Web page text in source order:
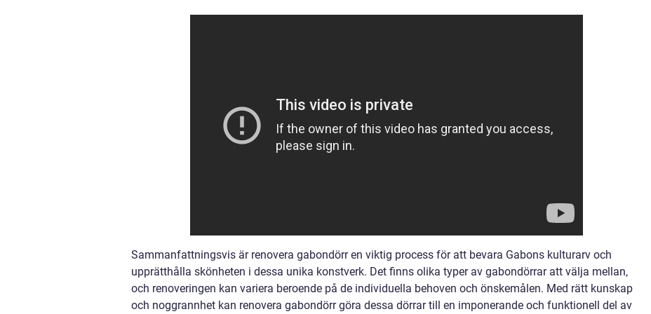
Sammanfattningsvis är renovera gabondörr en viktig process för att bevara Gabons kulturarv och
upprätthålla skönheten i dessa unika konstverk. Det finns olika typer av gabondörrar att välja mellan,
och renoveringen kan variera beroende på de individuella behoven och önskemålen. Med rätt kunskap
och noggrannhet kan renovera gabondörr göra dessa dörrar till en imponerande och funktionell del av